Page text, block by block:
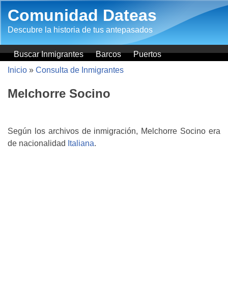
Comunidad Dateas
Descubre la historia de tus antepasados
Buscar Inmigrantes Barcos
Puertos
Inicio » Consulta de Inmigrantes
Melchorre Socino
Según los archivos de inmigración, Melchorre Socino era
de nacionalidad Italiana.